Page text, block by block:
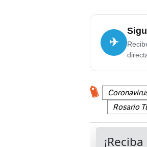
✈
Rosario